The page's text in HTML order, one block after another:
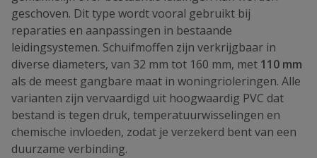
geschoven. Dit type wordt vooral gebruikt bij
reparaties en aanpassingen in bestaande
leidingsystemen. Schuifmoffen zijn verkrijgbaar in
diverse diameters, van 32 mm tot 160 mm, met 110 mm
als de meest gangbare maat in woningrioleringen. Alle
varianten zijn vervaardigd uit hoogwaardig PVC dat
bestand is tegen druk, temperatuurwisselingen en
chemische invloeden, zodat je verzekerd bent van een
duurzame verbinding.